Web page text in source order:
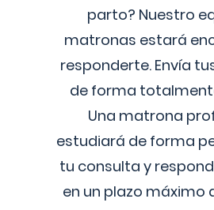
parto? Nuestro
matronas estará
responderte. Envía
de forma
Una matrona
estudiará de forma
tu consulta y
en un plazo máximo